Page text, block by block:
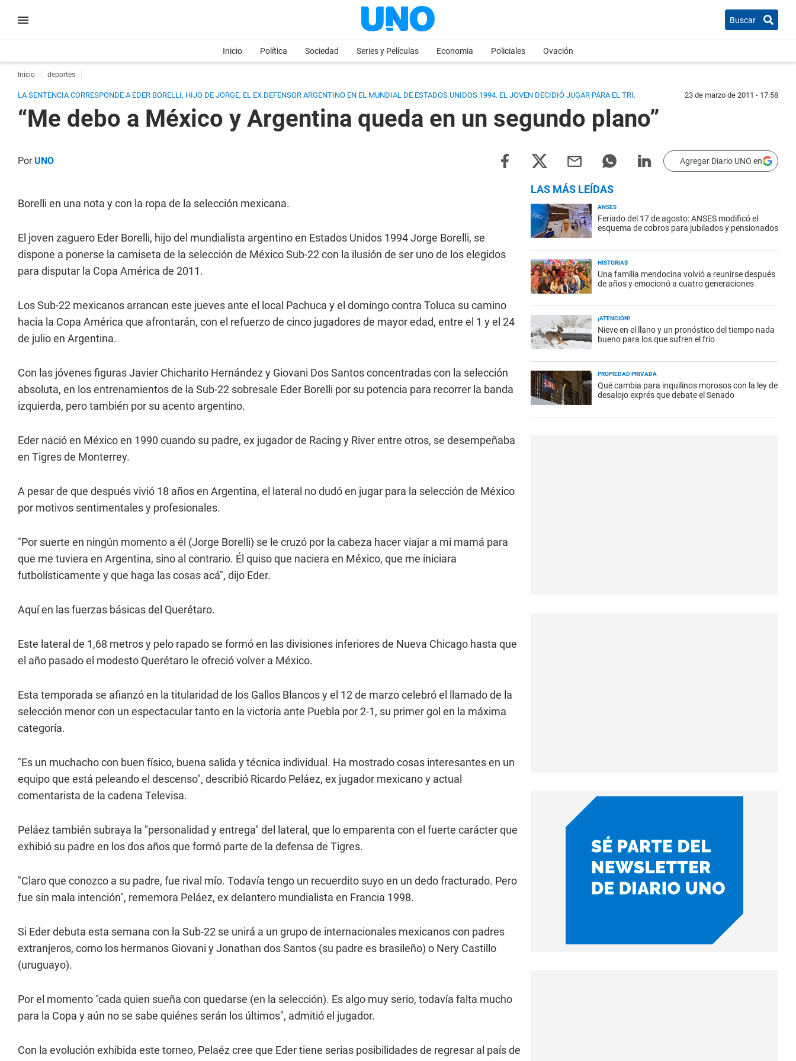
Buscar
Inicio Política Sociedad Series y Películas Economia Policiales Ovación
Inicio deportes
LA SENTENCIA CORRESPONDE A EDER BORELLI, HIJO DE JORGE, EL EX DEFENSOR ARGENTINO EN EL MUNDIAL DE ESTADOS UNIDOS 1994. EL JOVEN DECIDIÓ JUGAR PARA EL TRI. 23 de marzo de 2011 - 17:58
“Me debo a México y Argentina queda en un segundo plano”
PorUNO Agregar Diario UNO en
Borelli en una nota y con la ropa de la selección mexicana.
El joven zaguero Eder Borelli, hijo del mundialista argentino en Estados Unidos 1994 Jorge Borelli, se
dispone a ponerse la camiseta de la selección de México Sub-22 con la ilusión de ser uno de los elegidos
para disputar la Copa América de 2011.
Los Sub-22 mexicanos arrancan este jueves ante el local Pachuca y el domingo contra Toluca su camino
hacia la Copa América que afrontarán, con el refuerzo de cinco jugadores de mayor edad, entre el 1 y el 24
de julio en Argentina.
Con las jóvenes figuras Javier Chicharito Hernández y Giovani Dos Santos concentradas con la selección
absoluta, en los entrenamientos de la Sub-22 sobresale Eder Borelli por su potencia para recorrer la banda
izquierda, pero también por su acento argentino.
Eder nació en México en 1990 cuando su padre, ex jugador de Racing y River entre otros, se desempeñaba
en Tigres de Monterrey.
A pesar de que después vivió 18 años en Argentina, el lateral no dudó en jugar para la selección de México
por motivos sentimentales y profesionales.
"Por suerte en ningún momento a él (Jorge Borelli) se le cruzó por la cabeza hacer viajar a mi mamá para
que me tuviera en Argentina, sino al contrario. Él quiso que naciera en México, que me iniciara
futbolísticamente y que haga las cosas acá", dijo Eder.
Aquí en las fuerzas básicas del Querétaro.
Este lateral de 1,68 metros y pelo rapado se formó en las divisiones inferiores de Nueva Chicago hasta que
el año pasado el modesto Querétaro le ofreció volver a México.
Esta temporada se afianzó en la titularidad de los Gallos Blancos y el 12 de marzo celebró el llamado de la
selección menor con un espectacular tanto en la victoria ante Puebla por 2-1, su primer gol en la máxima
categoría.
"Es un muchacho con buen físico, buena salida y técnica individual. Ha mostrado cosas interesantes en un
equipo que está peleando el descenso", describió Ricardo Peláez, ex jugador mexicano y actual
comentarista de la cadena Televisa.
Peláez también subraya la "personalidad y entrega" del lateral, que lo emparenta con el fuerte carácter que
exhibió su padre en los dos años que formó parte de la defensa de Tigres.
"Claro que conozco a su padre, fue rival mío. Todavía tengo un recuerdito suyo en un dedo fracturado. Pero
fue sin mala intención", rememora Peláez, ex delantero mundialista en Francia 1998.
Si Eder debuta esta semana con la Sub-22 se unirá a un grupo de internacionales mexicanos con padres
extranjeros, como los hermanos Giovani y Jonathan dos Santos (su padre es brasileño) o Nery Castillo
(uruguayo).
Por el momento "cada quien sueña con quedarse (en la selección). Es algo muy serio, todavía falta mucho
para la Copa y aún no se sabe quiénes serán los últimos", admitió el jugador.
Con la evolución exhibida este torneo, Pelaéz cree que Eder tiene serias posibilidades de regresar al país de
LAS MÁS LEÍDAS
ANSES
Feriado del 17 de agosto: ANSES modificó el
esquema de cobros para jubilados y pensionados
HISTORIAS
Una familia mendocina volvió a reunirse después
de años y emocionó a cuatro generaciones
¡ATENCIÓN!
Nieve en el llano y un pronóstico del tiempo nada
bueno para los que sufren el frío
PROPIEDAD PRIVADA
Qué cambia para inquilinos morosos con la ley de
desalojo exprés que debate el Senado